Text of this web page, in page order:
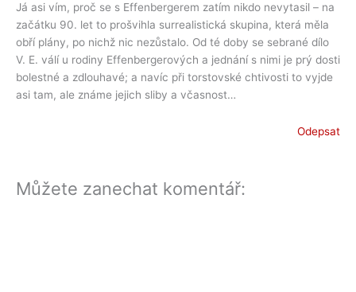
Já asi vím, proč se s Effenbergerem zatím nikdo nevytasil – na
začátku 90. let to prošvihla surrealistická skupina, která měla
obří plány, po nichž nic nezůstalo. Od té doby se sebrané dílo
V. E. válí u rodiny Effenbergerových a jednání s nimi je prý dosti
bolestné a zdlouhavé; a navíc při torstovské chtivosti to vyjde
asi tam, ale známe jejich sliby a včasnost…
Odepsat
Můžete zanechat komentář: